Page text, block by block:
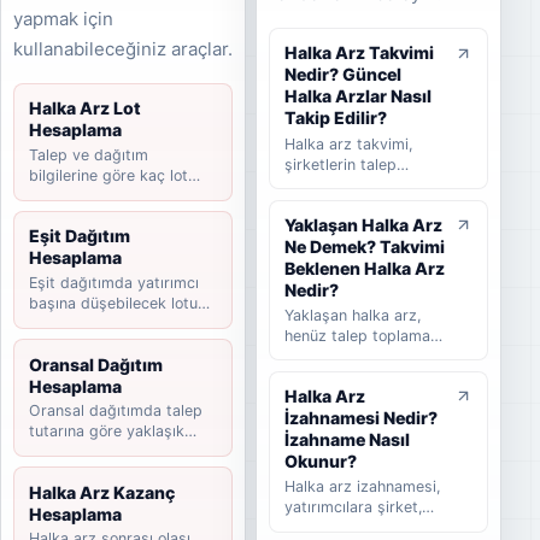
yapmak için
kullanabileceğiniz araçlar.
Halka Arz Lot
Hesaplama
Talep ve dağıtım
bilgilerine göre kaç lot
düşebileceğini hesaplayın.
Eşit Dağıtım
Hesaplama
Eşit dağıtımda yatırımcı
başına düşebilecek lotu
tahmin edin.
Oransal Dağıtım
Hesaplama
Oransal dağıtımda talep
tutarına göre yaklaşık
payınızı hesaplayın.
Halka Arz Kazanç
Hesaplama
Halka Arz Takvimi
Nedir? Güncel
Halka Arzlar Nasıl
Takip Edilir?
Halka arz takvimi,
şirketlerin talep
dağıtım yöntemini,
beklenen ve
tamamlanan halka arz
süreçlerini takip
etmeye yardımcı olan
rehber niteliğinde bir
listedir. Bu yazıda
nedir, nasıl okunur,
hangi bilgilere dikkat
edilmelidir ve
yatırımcılar güncel
halka arzları takip
ederken nelere
bakmalıdır sade
Yaklaşan Halka Arz
Ne Demek? Takvimi
Beklenen Halka Arz
Nedir?
Yaklaşan halka arz,
henüz talep toplama
tarafından takip
edilen şirketleri ifade
eder. Takvimi
beklenen halka arz ise
başvuru veya hazırlık
sürecinde olup talep
toplama tarihi henüz
Halka Arz
İzahnamesi Nedir?
İzahname Nasıl
Okunur?
Halka arz izahnamesi,
yatırımcılara şirket,